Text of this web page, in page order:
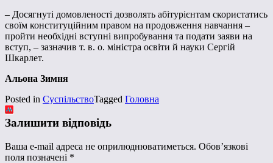
– Досягнуті домовленості дозволять абітурієнтам скористатись
своїм конституційним правом на продовження навчання –
пройти необхідні вступні випробування та подати заяви на
вступ, – зазначив т. в. о. міністра освіти й науки Сергій
Шкарлет.
Альона Зимня
Posted in СуспільствоTagged Головна
Залишити відповідь
Ваша e-mail адреса не оприлюднюватиметься. Обов’язкові
поля позначені *